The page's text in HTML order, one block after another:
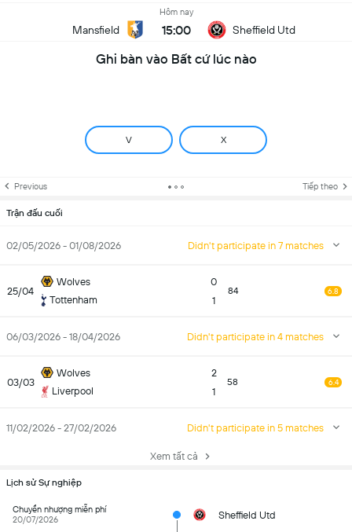
Mansfield
Hôm nay
15:00 Sheffield Utd
Ghi bàn vào Bất cứ lúc nào
V X
Previous Tiếp theo
Trận đấu cuối
02/05/2026 - 01/08/2026 Didn't participate in 7 matches
25/04
Wolves
Tottenham
0
1
84 6.8
06/03/2026 - 18/04/2026 Didn't participate in 4 matches
03/03
Wolves
Liverpool
2
1
58 6.4
11/02/2026 - 27/02/2026 Didn't participate in 5 matches
Xem tất cả
Lịch sử Sự nghiệp
Chuyển nhượng miễn phí
20/07/2026
Sheffield Utd